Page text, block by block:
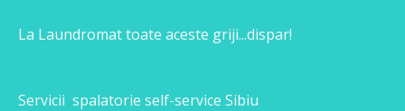
La Laundromat toate aceste griji...dispar!
Servicii spalatorie self-service Sibiu